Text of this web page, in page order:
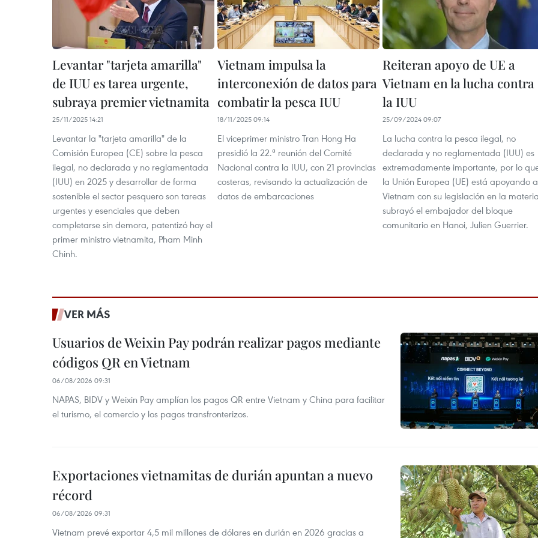
Levantar "tarjeta amarilla"
de IUU es tarea urgente,
subraya premier vietnamita
25/11/2025 14:21
Levantar la "tarjeta amarilla" de la
Comisión Europea (CE) sobre la pesca
ilegal, no declarada y no reglamentada
(IUU) en 2025 y desarrollar de forma
sostenible el sector pesquero son tareas
urgentes y esenciales que deben
completarse sin demora, patentizó hoy el
primer ministro vietnamita, Pham Minh
Chinh.
Vietnam impulsa la
interconexión de datos para
combatir la pesca IUU
18/11/2025 09:14
El viceprimer ministro Tran Hong Ha
presidió la 22.ª reunión del Comité
Nacional contra la IUU, con 21 provincias
costeras, revisando la actualización de
datos de embarcaciones
Reiteran apoyo de UE a
Vietnam en la lucha contra
la IUU
25/09/2024 09:07
La lucha contra la pesca ilegal, no
declarada y no reglamentada (IUU) es
extremadamente importante, por lo
la Unión Europea (UE) está apoyando a
Vietnam con su legislación en la
subrayó el embajador del bloque
comunitario en Hanoi, Julien Guerrier.
VER MÁS
Usuarios de Weixin Pay podrán realizar pagos mediante
códigos QR en Vietnam
06/08/2026 09:31
NAPAS, BIDV y Weixin Pay amplían los pagos QR entre Vietnam y China para facilitar
el turismo, el comercio y los pagos transfronterizos.
Exportaciones vietnamitas de durián apuntan a nuevo
récord
06/08/2026 09:31
Vietnam prevé exportar 4,5 mil millones de dólares en durián en 2026 gracias a